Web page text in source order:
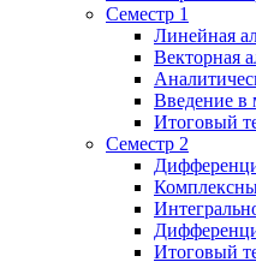
Семестр 1
Линейная
Векторная
Введение в
Итоговый
Семестр 2
Итоговый